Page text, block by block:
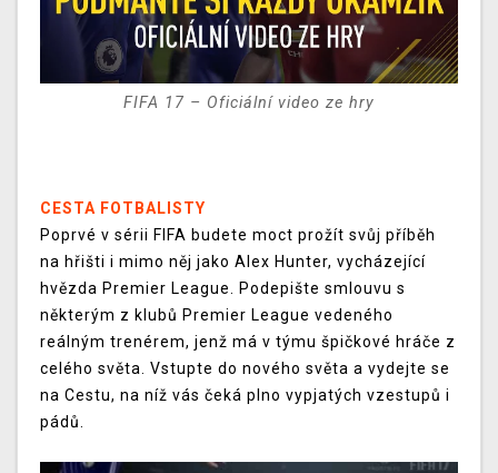
FIFA 17 – Oficiální video ze hry
CESTA FOTBALISTY
Poprvé v sérii FIFA budete moct prožít svůj příběh
na hřišti i mimo něj jako Alex Hunter, vycházející
hvězda Premier League. Podepište smlouvu s
některým z klubů Premier League vedeného
reálným trenérem, jenž má v týmu špičkové hráče z
celého světa. Vstupte do nového světa a vydejte se
na Cestu, na níž vás čeká plno vypjatých vzestupů i
pádů.